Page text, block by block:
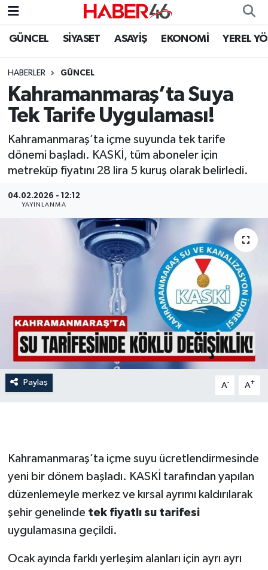
GÜNCEL SİYASET ASAYİŞ EKONOMİ YEREL
HABERLER GÜNCEL
Kahramanmaraş’ta Suya
Tek Tarife Uygulaması!
Kahramanmaraş’ta içme suyunda tek tarife
dönemi başladı. KASKİ, tüm aboneler için
metreküp fiyatını 28 lira 5 kuruş olarak belirledi.
04.02.2026 - 12:12
YAYINLANMA
Paylaş A- A+
Kahramanmaraş’ta içme suyu ücretlendirmesinde
yeni bir dönem başladı. KASKİ tarafından yapılan
düzenlemeyle merkez ve kırsal ayrımı kaldırılarak
şehir genelinde tek fiyatlı su tarifesi
uygulamasına geçildi.
Ocak ayında farklı yerleşim alanları için ayrı ayrı
GÜNCEL
SİYASET
EKONOMİ
SPOR
YAŞAM
TEKNOLOJİ
KÜLTÜR-SANAT
KSÜ
DÜNYA
KADIN-AİLE
YEREL YÖNETİM
MEDYA
SEÇİM 2011
Nöbetçi Eczaneler
Hava Durumu
Kahramanmaraş Namaz Vakitleri
Trafik Durumu
Süper Lig Puan Durumu ve Fikstür
Tüm Manşetler
Son Dakika Haberleri